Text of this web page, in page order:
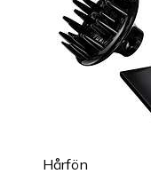
Hårfön